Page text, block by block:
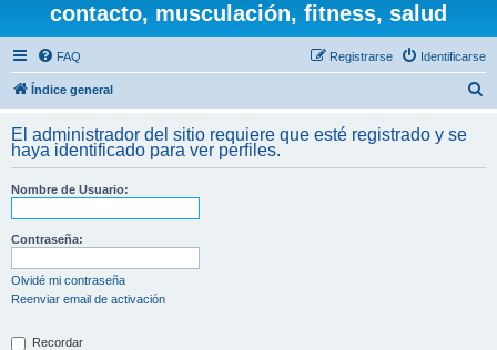
v
i
g
i
o
contacto, musculación, fitness, salud
FAQ Identificarse
Registrarse
Índice general
c
El administrador del sitio requiere que esté registrado y se
haya identificado para ver perfiles.
Nombre de Usuario:
Contraseña:
Olvidé mi contraseña
Reenviar email de activación
Recordar